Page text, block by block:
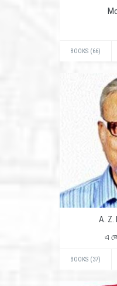
BOOKS (66)
A. Z.
এ
BOOKS (37)